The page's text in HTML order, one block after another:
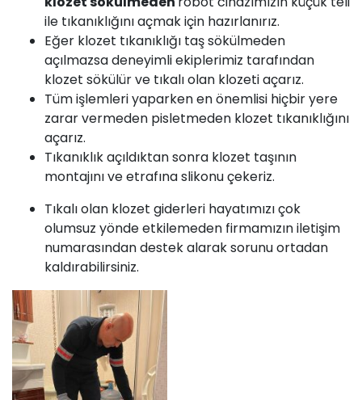
ile tıkanıklığını açmak için hazırlanırız.
Eğer klozet tıkanıklığı taş sökülmeden
açılmazsa deneyimli ekiplerimiz tarafından
klozet sökülür ve tıkalı olan klozeti açarız.
Tüm işlemleri yaparken en önemlisi hiçbir yere
zarar vermeden pisletmeden klozet tıkanıklığını
açarız.
Tıkanıklık açıldıktan sonra klozet taşının
montajını ve etrafına slikonu çekeriz.
Tıkalı olan klozet giderleri hayatımızı çok
olumsuz yönde etkilemeden firmamızın iletişim
numarasından destek alarak sorunu ortadan
kaldırabilirsiniz.